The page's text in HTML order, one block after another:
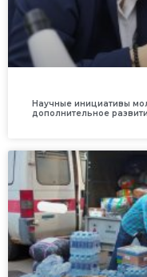
Научные инициативы
дополнительное